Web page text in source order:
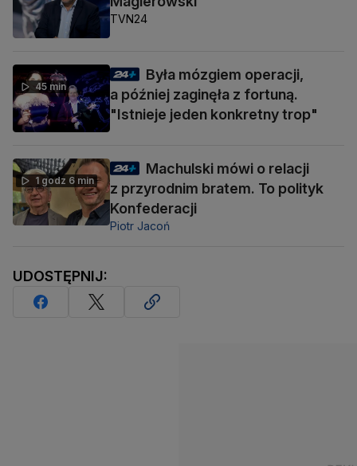
TVN24
45 min
Była mózgiem operacji,
a później zaginęła z fortuną.
"Istnieje jeden konkretny trop"
1 godz 6 min
Machulski mówi o relacji
z przyrodnim bratem. To polityk
Konfederacji
Piotr Jacoń
UDOSTĘPNIJ: